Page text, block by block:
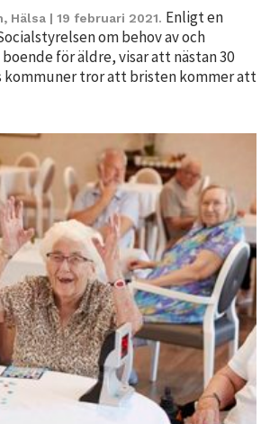
, Hälsa | 19 februari 2021. Enligt en
om behov av och
för äldre, visar att nästan 30
kommuner tror att bristen kommer att
personligt
anpassat innehåll
och erbjudanden.